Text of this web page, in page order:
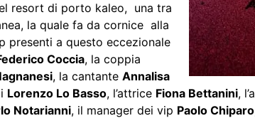
resort di porto kaleo, una tra
la quale fa da cornice alla
presenti a questo eccezionale
Coccia, la coppia
, la cantante Annalisa
Lorenzo Lo Basso, l’attrice Fiona Bettanini,
Notarianni, il manager dei vip Paolo Chiparo